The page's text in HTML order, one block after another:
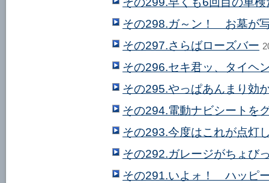
その298.ガ～ン！ お墓が
その297.さらばローズバー
その296.セキ君ッ、タイヘ
その295.やっぱあんまり効
その294.電動ナビシートを
その293.今度はこれが点灯
その292.ガレージがちょび
その291.いよォ！ ハッピ